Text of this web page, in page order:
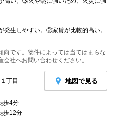
生しやすい。②家賃が比較的高い。
です。物件によっては当てはまらな
社へお問い合わせください。
丁目 地図で見る
歩4分
歩12分